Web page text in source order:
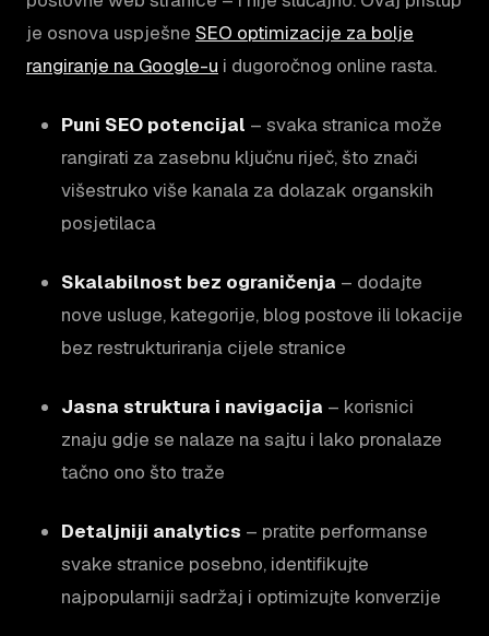
je osnova uspješne SEO optimizacije za bolje
rangiranje na Google-u i dugoročnog online rasta.
Puni SEO potencijal – svaka stranica može
rangirati za zasebnu ključnu riječ, što znači
višestruko više kanala za dolazak organskih
posjetilaca
Skalabilnost bez ograničenja – dodajte
nove usluge, kategorije, blog postove ili lokacije
bez restrukturiranja cijele stranice
Jasna struktura i navigacija – korisnici
znaju gdje se nalaze na sajtu i lako pronalaze
tačno ono što traže
Detaljniji analytics – pratite performanse
svake stranice posebno, identifikujte
najpopularniji sadržaj i optimizujte konverzije